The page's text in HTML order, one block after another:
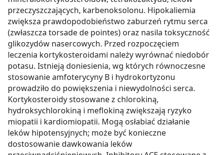
przeczyszczających, karbenoksolonu. Hipokaliemia
zwiększa prawdopodobieństwo zaburzeń rytmu serca
(zwłaszcza torsade de pointes) oraz nasila toksyczność
glikozydów nasercowych. Przed rozpoczęciem
leczenia kortykosteroidami należy wyrównać niedobór
potasu. Istnieją doniesienia, wg których równoczesne
stosowanie amfoterycyny B i hydrokortyzonu
prowadziło do powiększenia i niewydolności serca.
Kortykosteroidy stosowane z chlorokiną,
hydroksychlorokiną i meflokiną zwiększają ryzyko
miopatii i kardiomiopatii. Mogą osłabiać działanie
leków hipotensyjnych; może być konieczne
dostosowanie dawkowania leków